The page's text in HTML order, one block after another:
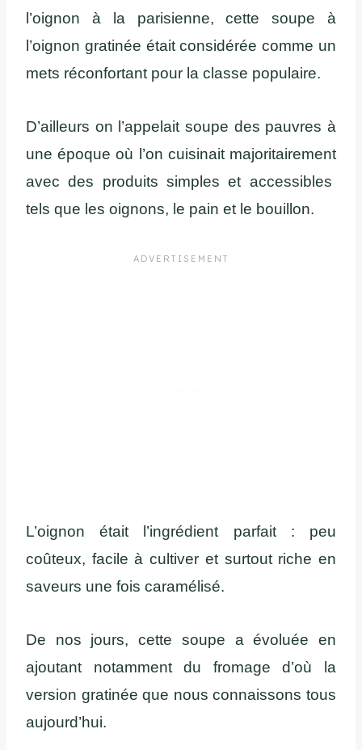
l’oignon à la parisienne, cette soupe à
l’oignon gratinée était considérée comme un
mets réconfortant pour la classe populaire.
D’ailleurs on l’appelait soupe des pauvres à
une époqueoù l’on cuisinait majoritairement
avec des produits simples et accessibles
tels que les oignons, le pain et le bouillon.
L’oignon était l’ingrédient parfait : peu
coûteux, facile àcultiver et surtout richeen
saveurs une fois caramélisé.
De nos jours, cette soupe a évoluée en
ajoutant notamment du fromage d’où la
version gratinée que nous connaissons tous
aujourd’hui.